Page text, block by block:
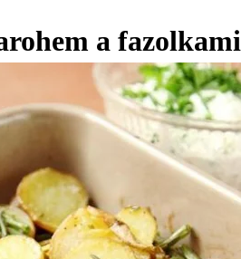
a fazolkami